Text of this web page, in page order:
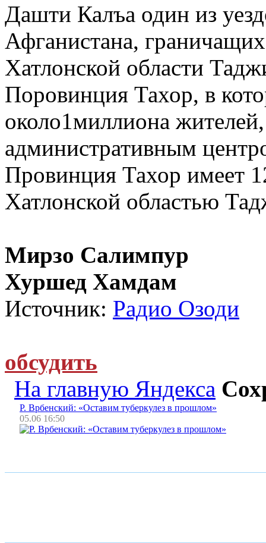
Дашти Калъа один из
Афганистана,
Хатлонской области
Поровинция Тахор, в
около1миллиона
административным
Провинция Тахор имеет
Хатлонской областью
Мирзо Салимпур
Хуршед Хамдам
Источник: Радио Озоди
обсудить
На главную Яндекса
Р. Врбенский: «Оставим туберкулез в прошлом»
05.06 16:50